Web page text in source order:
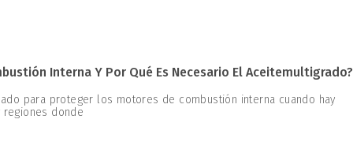
Interna Y Por Qué Es Necesario El Aceitemultigrado?
para proteger los motores de combustión interna cuando hay
donde